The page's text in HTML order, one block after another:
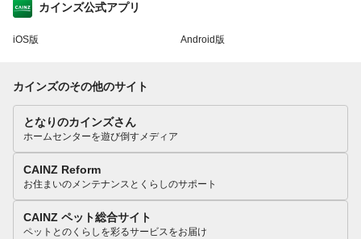
カインズ公式アプリ
iOS版 Android版
カインズのその他のサイト
となりのカインズさん
ホームセンターを遊び倒すメディア
CAINZ Reform
お住まいのメンテナンスとくらしのサポート
CAINZ ペット総合サイト
ペットとのくらしを彩るサービスをお届け